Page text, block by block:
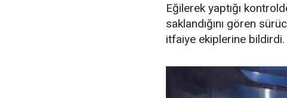
Eğilerek yaptığı
saklandığını gören
itfaiye ekiplerine bildirdi.